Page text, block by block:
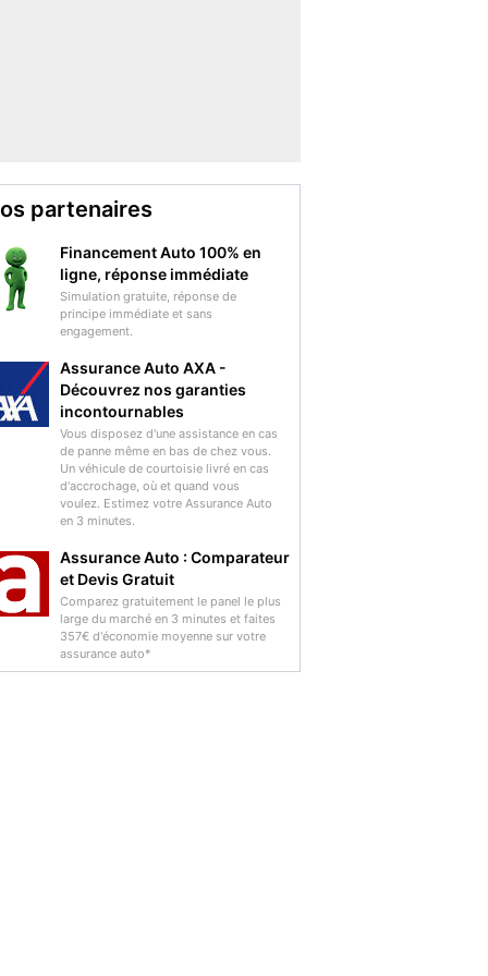
partenaires
Financement Auto 100% en
ligne, réponse immédiate
Simulation gratuite, réponse de
principe immédiate et sans
engagement.
Assurance Auto AXA -
Découvrez nos garanties
incontournables
Vous disposez d'une assistance en cas
de panne même en bas de chez vous.
Un véhicule de courtoisie livré en cas
d'accrochage, où et quand vous
voulez. Estimez votre Assurance Auto
en 3 minutes.
Assurance Auto : Comparateur
et Devis Gratuit
Comparez gratuitement le panel le plus
large du marché en 3 minutes et faites
357€ d'économie moyenne sur votre
assurance auto*